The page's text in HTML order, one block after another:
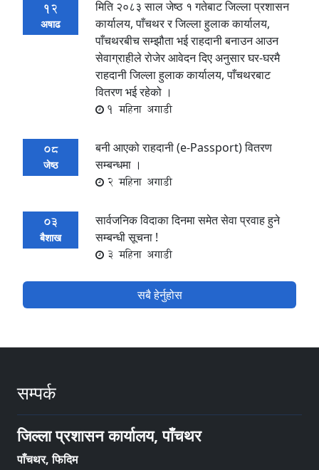
12
अषाढ
मिति २०८३ साल जेष्ठ १ गतेबाट जिल्ला प्रशासन
कार्यालय, पाँचथर र जिल्ला हुलाक कार्यालय,
पाँचथरबीच सम्झौता भई राहदानी बनाउन आउन
सेवाग्राहीले रोजेर आवेदन दिए अनुसार घर-घरमै
राहदानी जिल्ला हुलाक कार्यालय, पाँचथरबाट
वितरण भई रहेको ।
1 महिना अगाडी
08
जेष्ठ
बनी आएको राहदानी (e-Passport) वितरण
सम्बन्धमा ।
2 महिना अगाडी
03
बैशाख
सार्वजनिक विदाका दिनमा समेत सेवा प्रवाह हुने
सम्बन्धी सूचना !
3 महिना अगाडी
सबै हेर्नुहोस
सम्पर्क
जिल्ला प्रशासन कार्यालय, पाँचथर
पाँचथर, फिदिम